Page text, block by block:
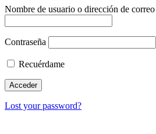
Nombre de usuario o dirección de correo
Contraseña
Recuérdame
Lost your password?